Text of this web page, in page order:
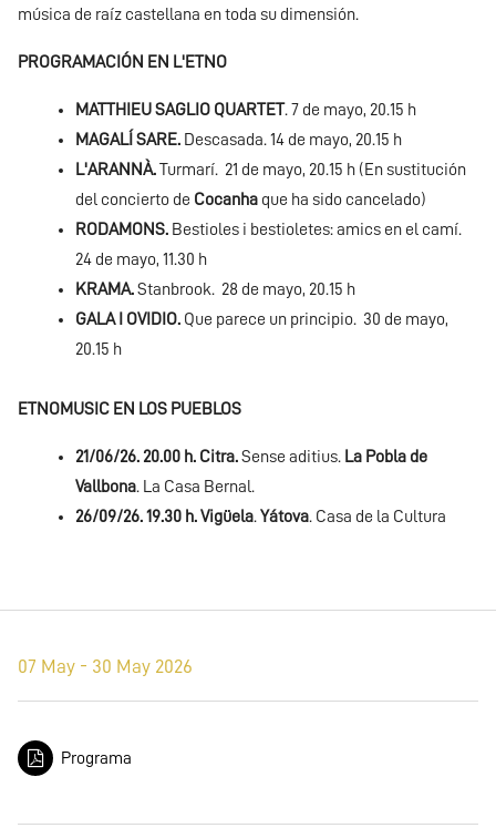
música de raíz castellana en toda su dimensión.
PROGRAMACIÓN EN L'ETNO
MATTHIEU SAGLIO QUARTET. 7 de mayo, 20.15 h
MAGALÍ SARE. Descasada. 14 de mayo, 20.15 h
L'ARANNÀ.Turmarí. 21 de mayo, 20.15 h (En sustitución
del concierto de Cocanha que ha sido cancelado)
RODAMONS. Bestioles i bestioletes: amics en el camí.
24 de mayo, 11.30 h
KRAMA.Stanbrook. 28 de mayo, 20.15 h
GALA I OVIDIO. Que parece un principio. 30 de mayo,
20.15 h
ETNOMUSIC EN LOS PUEBLOS
21/06/26. 20.00 h. Citra.Sense aditius. La Pobla de
Vallbona. La Casa Bernal.
26/09/26. 19.30 h. Vigüela.Yátova. Casa de la Cultura
07 May - 30 May 2026
Programa